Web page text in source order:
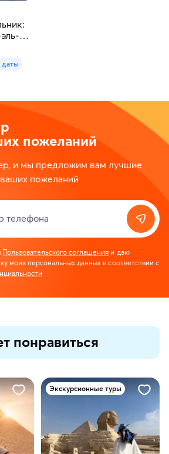
даты
пожеланий
и мы предложим вам лучшие
пожеланий
телефона
Пользовательского соглашения и даю
моих персональных данных в соответствии с
понравиться
Экскурсионные туры